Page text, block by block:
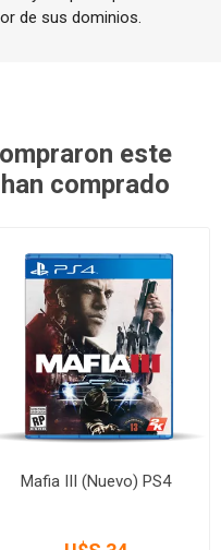
de sus dominios.
este
comprado
Mafia III (Nuevo) PS4